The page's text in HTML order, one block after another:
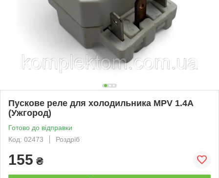
Пускове реле для холодильника MPV 1.4A
(Ужгород)
Готово до відправки
Код: 02473
Роздріб
155 ₴